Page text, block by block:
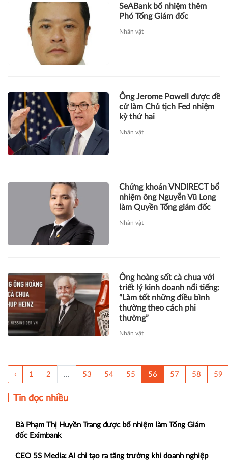
SeABank bổ nhiệm thêm
Phó Tổng Giám đốc
Nhân vật
Ông Jerome Powell được đề
cử làm Chủ tịch Fed nhiệm
kỳ thứ hai
Nhân vật
Chứng khoán VNDIRECT bổ
nhiệm ông Nguyễn Vũ Long
làm Quyền Tổng giám đốc
Nhân vật
Ông hoàng sốt cà chua với
triết lý kinh doanh nổi tiếng:
“Làm tốt những điều bình
thường theo cách phi
thường”
Nhân vật
‹ 1 2 ... 53 54 55 56 57 58 59
Tin đọc nhiều
Bà Phạm Thị Huyền Trang được bổ nhiệm làm Tổng Giám
đốc Eximbank
CEO 5S Media: AI chỉ tạo ra tăng trưởng khi doanh nghiệp